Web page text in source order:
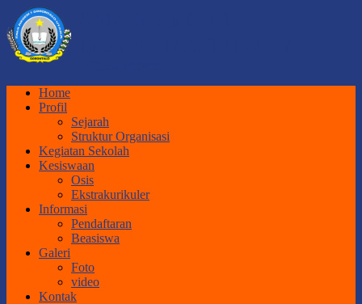
Home
Profil
Sejarah
Struktur Organisasi
Kegiatan Sekolah
Kesiswaan
Osis
Ekstrakurikuler
Informasi
Pendaftaran
Beasiswa
Galeri
Foto
video
Kontak